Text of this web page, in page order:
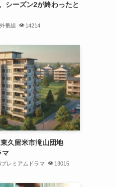
シーズン2が終わったと
番組 14214
久留米市滝山団地
マ
プレミアムドラマ 13015